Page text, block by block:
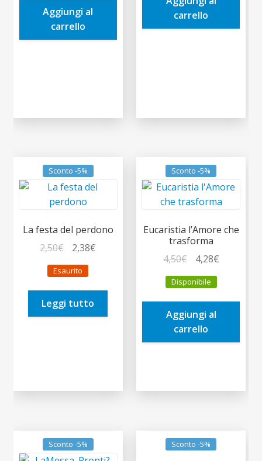
2,50€.
Aggiungi al
carrello
10,90€.
carrello
Sconto -5%
La festa del perdono
2,50€
prezzo
originale
era:
2,50€.
2,38€
è:
Esaurito
Leggi tutto
Sconto -5%
Eucaristia l’Amore che
trasforma
4,50€
prezzo
originale
era:
4,50€.
4,28€Il
è:
Disponibile
Aggiungi al
carrello
Sconto -5% Sconto -5%